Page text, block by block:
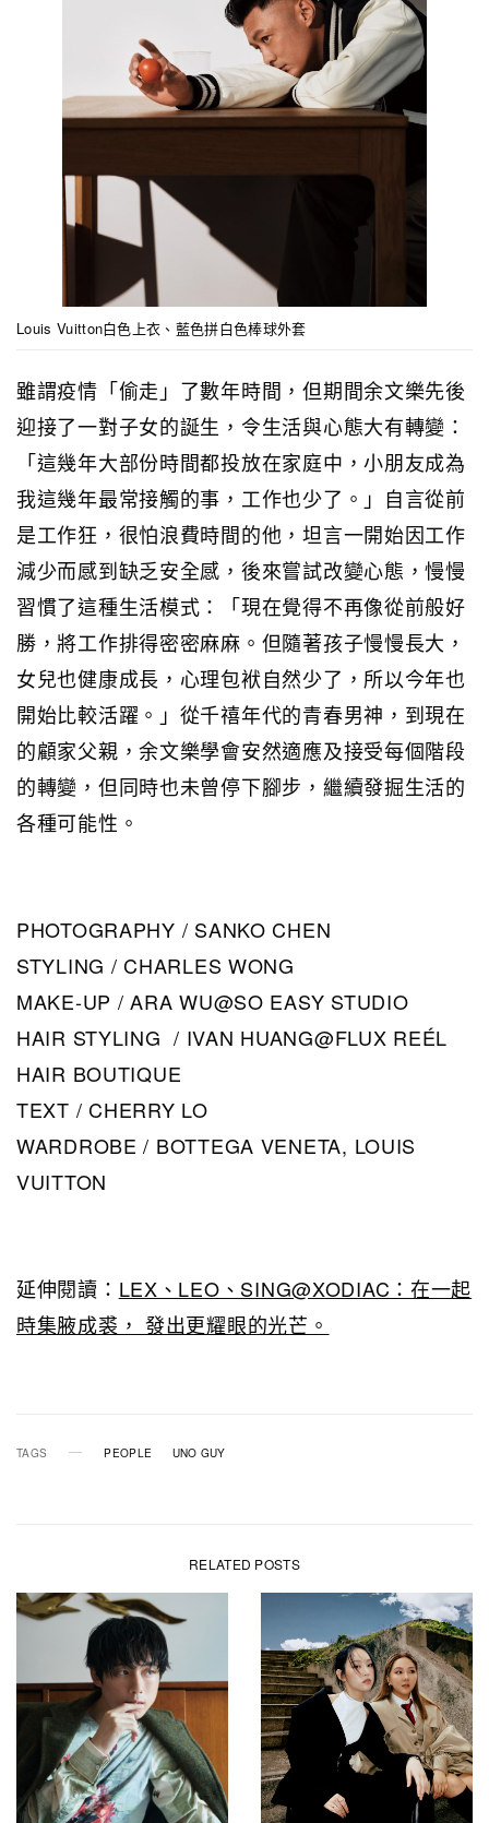
Louis Vuitton白色上衣、藍色拼白色棒球外套
雖謂疫情「偷走」了數年時間，但期間余文樂先後
迎接了一對子女的誕生，令生活與心態大有轉變：
「這幾年大部份時間都投放在家庭中，小朋友成為
我這幾年最常接觸的事，工作也少了。」自言從前
是工作狂，很怕浪費時間的他，坦言一開始因工作
減少而感到缺乏安全感，後來嘗試改變心態，慢慢
習慣了這種生活模式：「現在覺得不再像從前般好
勝，將工作排得密密麻麻。但隨著孩子慢慢長大，
女兒也健康成長，心理包袱自然少了，所以今年也
開始比較活躍。」從千禧年代的青春男神，到現在
的顧家父親，余文樂學會安然適應及接受每個階段
的轉變，但同時也未曾停下腳步，繼續發掘生活的
各種可能性。
PHOTOGRAPHY / SANKO CHEN
STYLING / CHARLES WONG
MAKE-UP / ARA WU@SO EASY STUDIO
HAIR STYLING / IVAN HUANG@FLUX REÉL
HAIR BOUTIQUE
TEXT / CHERRY LO
WARDROBE / BOTTEGA VENETA, LOUIS
VUITTON
延伸閱讀： LEX、LEO、SING@XODIAC：在一起
時集腋成裘， 發出更耀眼的光芒。
TAGS PEOPLE UNO GUY
RELATED POSTS